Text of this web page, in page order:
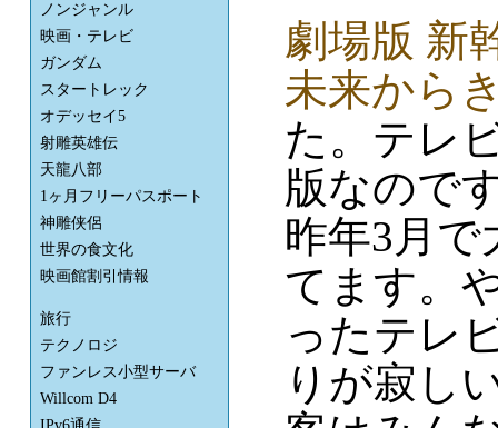
劇場版 新
未来から
た。テレ
版なので
昨年3月
てます。
ったテレ
りが寂し
ノンジャンル
映画・テレビ
ガンダム
スタートレック
オデッセイ5
射雕英雄伝
天龍八部
1ヶ月フリーパスポート
神雕侠侶
世界の食文化
映画館割引情報
旅行
テクノロジ
ファンレス小型サーバ
Willcom D4